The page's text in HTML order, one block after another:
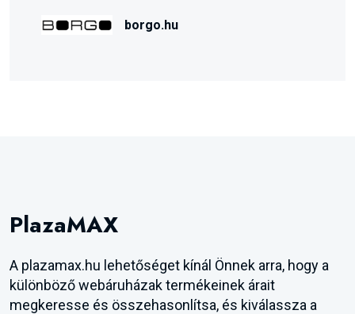
borgo.hu
PlazaMAX
A plazamax.hu lehetőséget kínál Önnek arra, hogy a
különböző webáruházak termékeinek árait
megkeresse és összehasonlítsa, és kiválassza a